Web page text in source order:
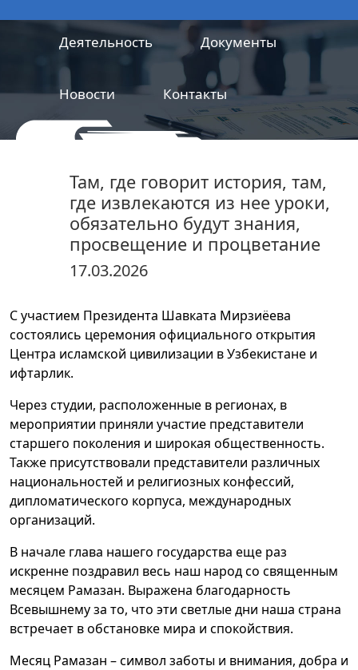
Деятельность Документы
Новости Контакты
железнодорожной продукции
Там, где говорит история, там,
где извлекаются из нее уроки,
обязательно будут знания,
просвещение и процветание
17.03.2026
С участием Президента Шавката Мирзиёева
состоялись церемония официального открытия
Центра исламской цивилизации в Узбекистане и
ифтарлик.
Через студии, расположенные в регионах, в
мероприятии приняли участие представители
старшего поколения и широкая общественность.
Также присутствовали представители различных
национальностей и религиозных конфессий,
дипломатического корпуса, международных
организаций.
В начале глава нашего государства еще раз
искренне поздравил весь наш народ со священным
месяцем Рамазан. Выражена благодарность
Всевышнему за то, что эти светлые дни наша страна
встречает в обстановке мира и спокойствия.
Месяц Рамазан – символ заботы и внимания, добра и